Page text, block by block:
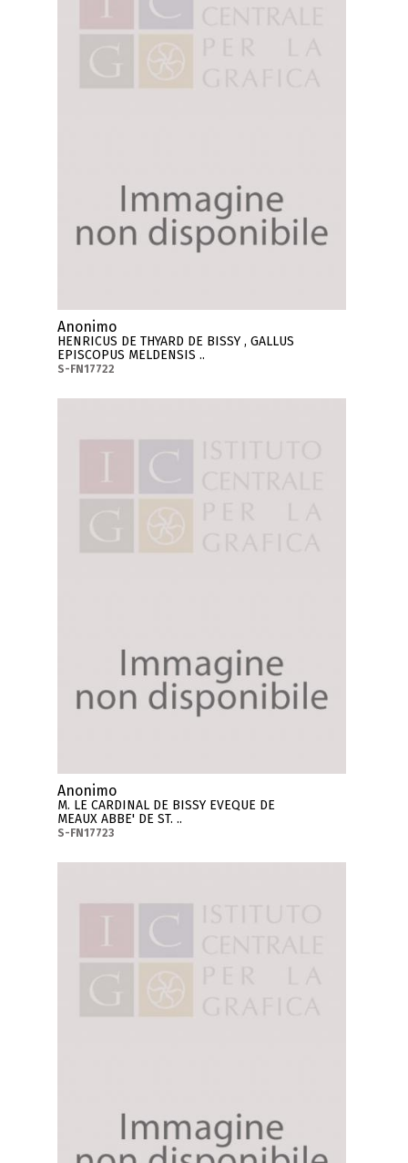
Anonimo
HENRICUS DE THYARD DE BISSY , GALLUS
EPISCOPUS MELDENSIS ..
S-FN17722
Anonimo
M. LE CARDINAL DE BISSY EVEQUE DE
MEAUX ABBE' DE ST. ..
S-FN17723